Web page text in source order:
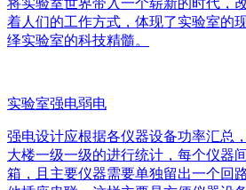
着人们的工作方式，体现了实验室的
绎实验室的科技精髓。
实验室强电弱电
强电设计应根据各仪器设备功率汇总
大楼一级一级的进行统计，每个仪器
箱，且主要仪器需要单独留出一个回